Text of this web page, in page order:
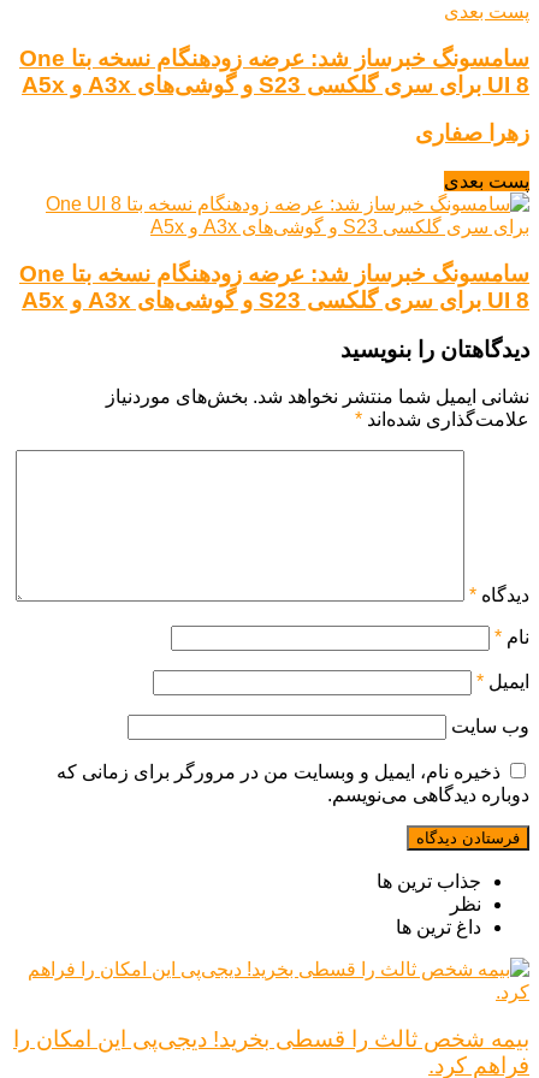
پست بعدی
سامسونگ خبرساز شد: عرضه زودهنگام نسخه بتا One
UI 8 برای سری گلکسی S23 و گوشی‌های A3x و A5x
زهرا صفاری
پست بعدی
سامسونگ خبرساز شد: عرضه زودهنگام نسخه بتا One
UI 8 برای سری گلکسی S23 و گوشی‌های A3x و A5x
دیدگاهتان را بنویسید
نشانی ایمیل شما منتشر نخواهد شد. بخش‌های موردنیاز
علامت‌گذاری شده‌اند *
دیدگاه *
نام *
ایمیل *
وب‌ سایت
ذخیره نام، ایمیل و وبسایت من در مرورگر برای زمانی که
دوباره دیدگاهی می‌نویسم.
جذاب ترین ها
نظر
داغ ترین ها
بیمه شخص ثالث را قسطی بخرید! دیجی‌پی این امکان را
فراهم کرد.